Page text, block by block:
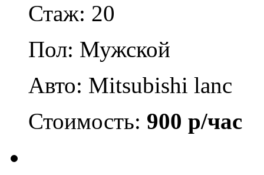
Стаж: 20
Пол: Мужской
Авто: Mitsubishi lanc
Стоимость: 900 р/час